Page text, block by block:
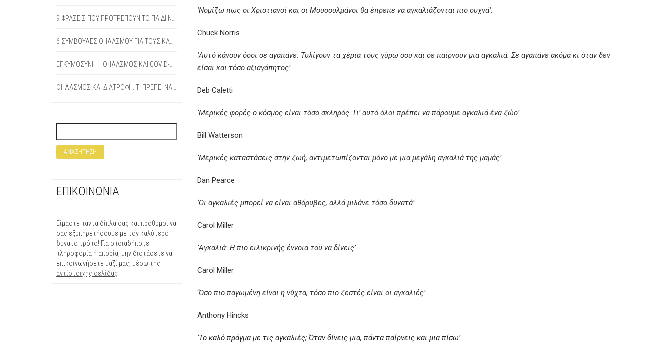
‘Νομίζω πως οι Χριστιανοί και οι Μουσουλμάνοι θα έπρεπε να αγκαλιάζονται πιο συχνά’.
Chuck Norris
‘Αυτό κάνουν όσοι σε αγαπάνε. Τυλίγουν τα χέρια τους γύρω σου και σε παίρνουν μια αγκαλιά. Σε αγαπάνε ακόμα κι όταν δεν
είσαι και τόσο αξιαγάπητος’.
Deb Caletti
‘Μερικές φορές ο κόσμος είναι τόσο σκληρός. Γι’ αυτό όλοι πρέπει να πάρουμε αγκαλιά ένα ζώο’.
Bill Watterson
‘Μερικές καταστάσεις στην ζωή, αντιμετωπίζονται μόνο με μια μεγάλη αγκαλιά της μαμάς’.
Dan Pearce
‘Οι αγκαλιές μπορεί να είναι αθόρυβες, αλλά μιλάνε τόσο δυνατά’.
Carol Miller
‘Αγκαλιά: Η πιο ειλικρινής έννοια του να δίνεις’.
Carol Miller
‘Όσο πιο παγωμένη είναι η νύχτα, τόσο πιο ζεστές είναι οι αγκαλιές’.
Anthony Hincks
‘Το καλό πράγμα με τις αγκαλιές; Όταν δίνεις μια, πάντα παίρνεις και μια πίσω’.
ΕΠΙΚΟΙΝΩΝΙΑ
Είμαστε πάντα δίπλα σας και πρόθυμοι να
σας εξυπηρετήσουμε με τον καλύτερο
δυνατό τρόπο! Για οποιαδήποτε
πληροφορία ή απορία, μην διστάσετε να
επικοινωνήσετε μαζί μας, μέσω της
αντίστοιχης σελίδας